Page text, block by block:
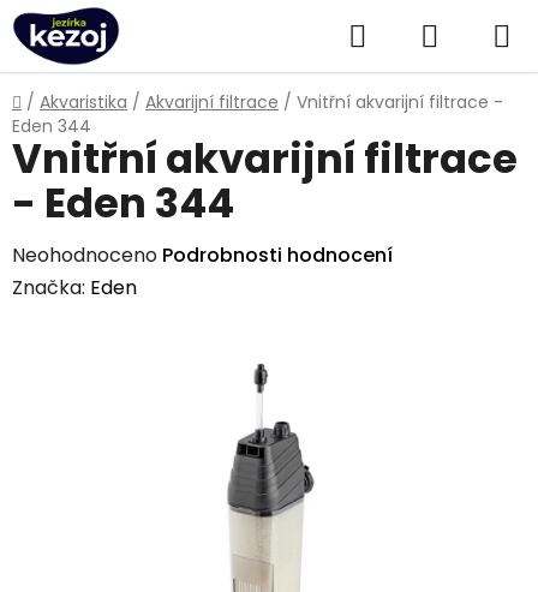
Přejít
na
obsah
Hledat
KOŠÍK
Domů
/ Akvaristika / Akvarijní filtrace / Vnitřní akvarijní filtrace -
Eden 344
Vnitřní akvarijní filtrace
- Eden 344
Průměrné
hodnocení
Neohodnoceno Podrobnosti hodnocení
Značka: Eden